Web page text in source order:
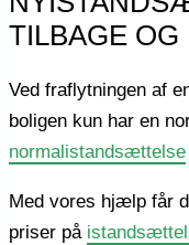
TILBAGE OG
Ved fraflytningen af
boligen kun har en
normalistandsættelse
Med vores hjælp får
priser på